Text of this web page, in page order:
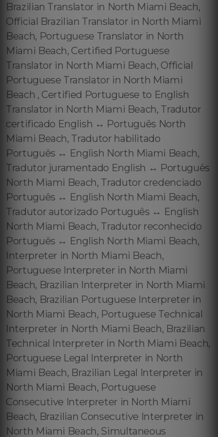
Brazilian Translator in North Miami Beach,
Official Brazilian Translator in North Miami
Beach, Portuguese Translator in North
Miami Beach, Certified Portuguese
Translator in North Miami Beach, Official
Portuguese Translator in North Miami
Beach , Certified Portuguese to English
Translator in North Miami Beach, Tradutor
certificado English ↔️ Português North
Miami Beach, Tradutor habilitado
Português ↔️ English North Miami Beach,
Tradutor juramentado English ↔️ Português
North Miami Beach, Tradutor credenciado
Português ↔️ English North Miami Beach,
Tradutor autorizado Português ↔️ English
North Miami Beach, Tradutor reconhecido
Português ↔️ English North Miami Beach,
Interpreter in North Miami Beach,
Portuguese Interpreter in North Miami
Beach, Brazilian Interpreter in North Miami
Beach, Brazilian Portuguese Interpreter in
North Miami Beach, Portuguese Technical
Interpreter in North Miami Beach, Brazilian
Technical Interpreter in North Miami Beach,
Portuguese Legal Interpreter in North
Miami Beach, Brazilian Legal Interpreter in
North Miami Beach, Portuguese
Consecutive Interpreter in North Miami
Beach, Brazilian Consecutive Interpreter in
North Miami Beach, Simultaneous